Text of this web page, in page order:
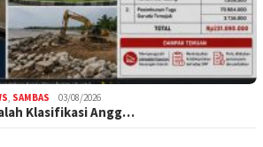
, SAMBAS 03/08/2026
Klasifikasi Angg…